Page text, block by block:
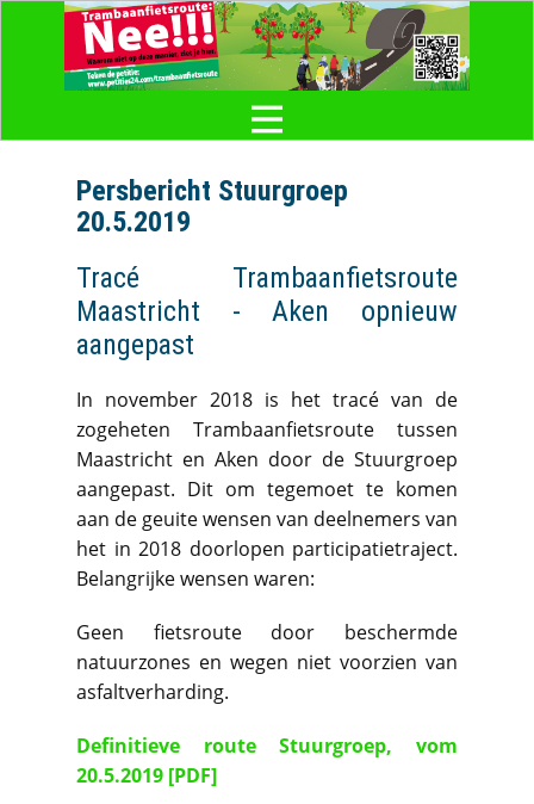
Persbericht Stuurgroep
20.5.2019
Tracé Trambaanfietsroute
Maastricht - Aken opnieuw
aangepast
In november 2018 is het tracé van de
zogeheten Trambaanfietsroute tussen
Maastricht en Aken door de Stuurgroep
aangepast. Dit om tegemoet te komen
aan de geuite wensen van deelnemers van
het in 2018 doorlopen participatietraject.
Belangrijke wensen waren:
Geen fietsroute door beschermde
natuurzones en wegen niet voorzien van
asfaltverharding.
Definitieve route Stuurgroep, vom
20.5.2019 [PDF]